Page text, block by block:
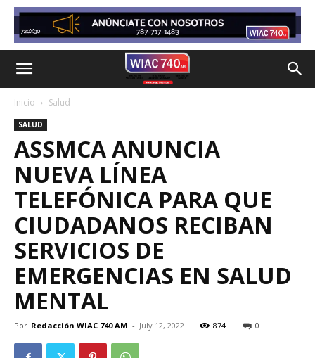
Inicio Salud
SALUD
ASSMCA ANUNCIA
NUEVA LÍNEA
TELEFÓNICA PARA QUE
CIUDADANOS RECIBAN
SERVICIOS DE
EMERGENCIAS EN SALUD
MENTAL
Por Redacción WIAC 740 AM - July 12, 2022 874 0